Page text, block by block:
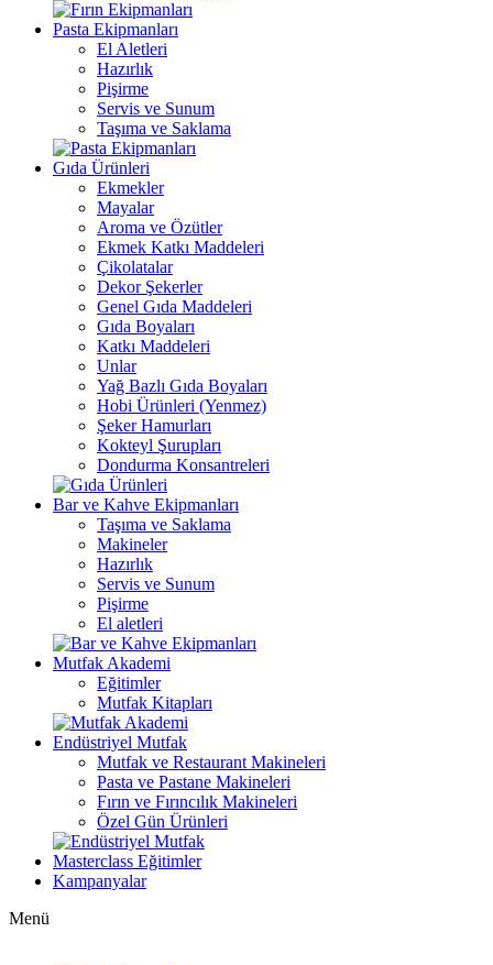
Pasta Ekipmanları
El Aletleri
Hazırlık
Pişirme
Servis ve Sunum
Taşıma ve Saklama
Gıda Ürünleri
Ekmekler
Mayalar
Aroma ve Özütler
Ekmek Katkı Maddeleri
Çikolatalar
Dekor Şekerler
Genel Gıda Maddeleri
Gıda Boyaları
Katkı Maddeleri
Unlar
Yağ Bazlı Gıda Boyaları
Hobi Ürünleri (Yenmez)
Şeker Hamurları
Kokteyl Şurupları
Dondurma Konsantreleri
Bar ve Kahve Ekipmanları
Taşıma ve Saklama
Makineler
Hazırlık
Servis ve Sunum
Pişirme
El aletleri
Mutfak Akademi
Eğitimler
Mutfak Kitapları
Endüstriyel Mutfak
Mutfak ve Restaurant Makineleri
Pasta ve Pastane Makineleri
Fırın ve Fırıncılık Makineleri
Özel Gün Ürünleri
Masterclass Eğitimler
Kampanyalar
Menü